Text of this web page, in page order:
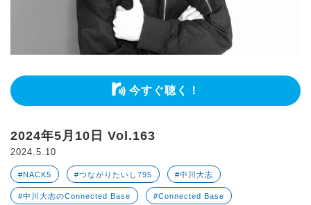
今すぐ聴く！
2024年5月10日 Vol.163
2024.5.10
#NACK5 #つながりたいし795 #中川大志
#中川大志のConnected Base #Connected Base